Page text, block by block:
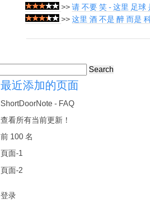
>> 请 不要 笑 - 这里 足球
>> 这里 酒 不是 醉 而是
Search
最近添加的页面
ShortDoorNote - FAQ
查看所有当前更新！
前 100 名
頁面-1
頁面-2
登录